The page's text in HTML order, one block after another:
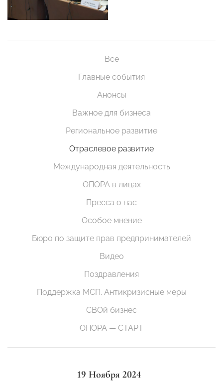
Все
Главные события
Анонсы
Важное для бизнеса
Региональное развитие
Отраслевое развитие
Международная деятельность
ОПОРА в лицах
Пресса о нас
Особое мнение
Бюро по защите прав предпринимателей
Видео
Поздравления
Поддержка МСП. Антикризисные меры
СВОй бизнес
ОПОРА — СТАРТ
19 Ноября 2024